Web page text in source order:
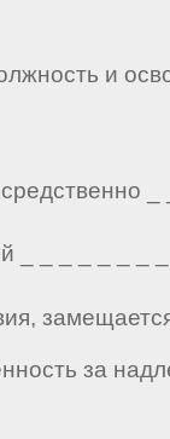
и
_
_ _ _ _ _ _ _
за